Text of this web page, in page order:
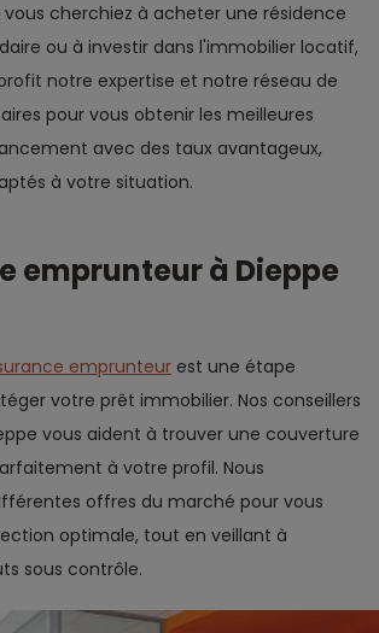
cherchiez à acheter une résidence
ou à investir dans l'immobilier locatif,
notre expertise et notre réseau de
pour vous obtenir les meilleures
avec des taux avantageux,
à votre situation.
emprunteur à Dieppe
emprunteur est une étape
votre prêt immobilier. Nos conseillers
vous aident à trouver une couverture
à votre profil. Nous
offres du marché pour vous
optimale, tout en veillant à
sous contrôle.